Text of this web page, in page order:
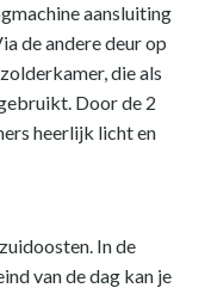
aansluiting
de andere deur op
die als
Door de 2
heerlijk licht en
In de
van de dag kan je